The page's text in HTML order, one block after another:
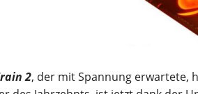
2, der mit Spannung erwartete,